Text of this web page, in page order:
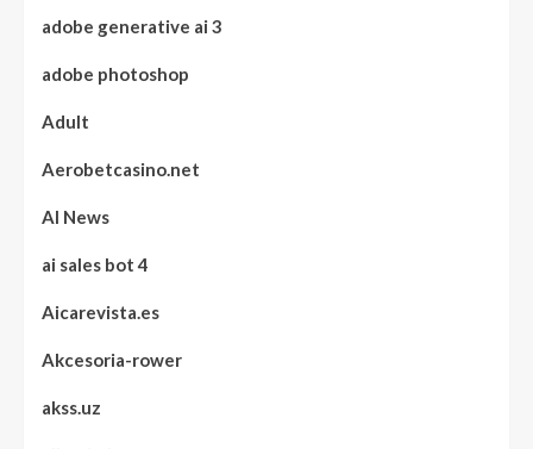
adobe generative ai 3
adobe photoshop
Adult
Aerobetcasino.net
AI News
ai sales bot 4
Aicarevista.es
Akcesoria-rower
akss.uz